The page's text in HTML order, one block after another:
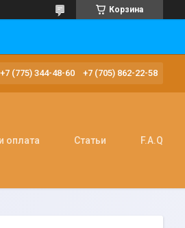
Корзина
+7 (775) 344-48-60 +7 (705) 862-22-58
оплата Статьи F.A.Q